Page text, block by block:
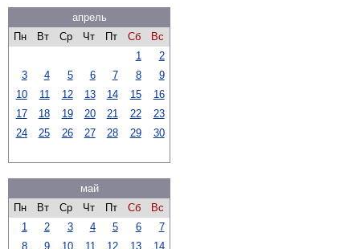
апрель
Пн
Вт Ср Чт Пт Сб
Вс
1
2
3
4 5 6 7 8
9
10
11 12 13 14 15
16
17
18 19 20 21 22
23
24
25 26 27 28 29 30
май
Пн
Вт Ср Чт Пт Сб
Вс
1
2 3 4 5 6
7
8
9 10 11 12 13
14